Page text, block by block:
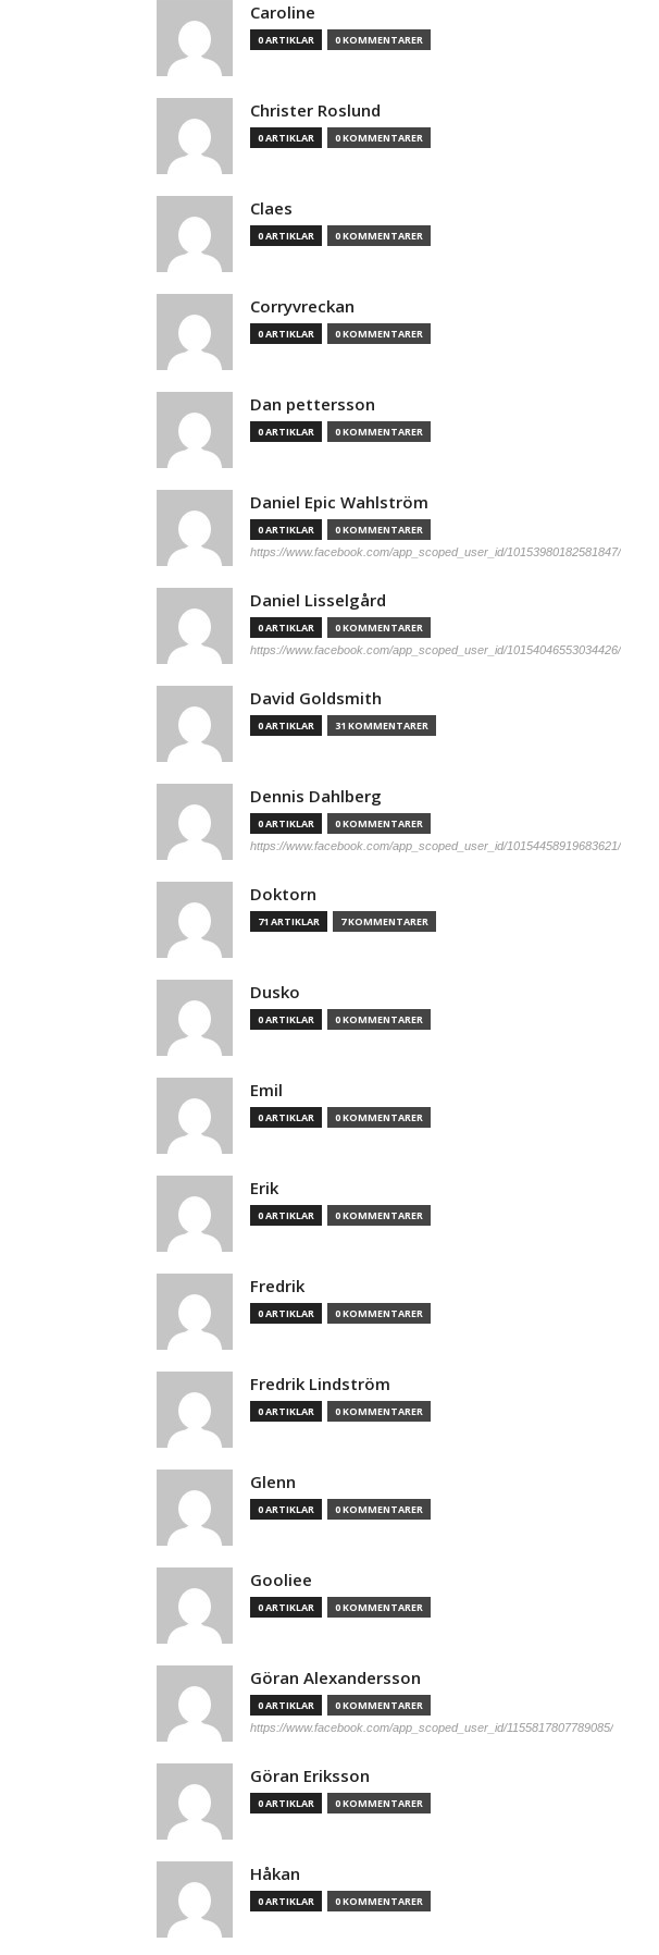
Caroline
0 ARTIKLAR 0 KOMMENTARER
Christer Roslund
0 ARTIKLAR 0 KOMMENTARER
Claes
0 ARTIKLAR 0 KOMMENTARER
Corryvreckan
0 ARTIKLAR 0 KOMMENTARER
Dan pettersson
0 ARTIKLAR 0 KOMMENTARER
Daniel Epic Wahlström
0 ARTIKLAR 0 KOMMENTARER
https://www.facebook.com/app_scoped_user_id/10153980182581847/
Daniel Lisselgård
0 ARTIKLAR 0 KOMMENTARER
https://www.facebook.com/app_scoped_user_id/10154046553034426/
David Goldsmith
0 ARTIKLAR 31 KOMMENTARER
Dennis Dahlberg
0 ARTIKLAR 0 KOMMENTARER
https://www.facebook.com/app_scoped_user_id/10154458919683621/
Doktorn
71 ARTIKLAR 7 KOMMENTARER
Dusko
0 ARTIKLAR 0 KOMMENTARER
Emil
0 ARTIKLAR 0 KOMMENTARER
Erik
0 ARTIKLAR 0 KOMMENTARER
Fredrik
0 ARTIKLAR 0 KOMMENTARER
Fredrik Lindström
0 ARTIKLAR 0 KOMMENTARER
Glenn
0 ARTIKLAR 0 KOMMENTARER
Gooliee
0 ARTIKLAR 0 KOMMENTARER
Göran Alexandersson
0 ARTIKLAR 0 KOMMENTARER
https://www.facebook.com/app_scoped_user_id/1155817807789085/
Göran Eriksson
0 ARTIKLAR 0 KOMMENTARER
Håkan
0 ARTIKLAR 0 KOMMENTARER